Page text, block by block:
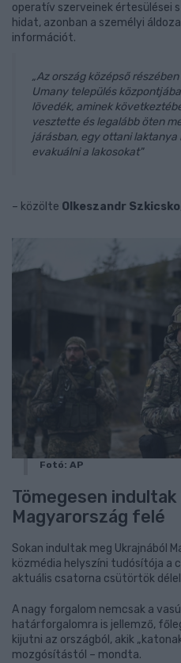
operatív szerveinek értesülései
hidat, azonban a személyi
információt.
„Az ország középső
Umany település
lövedék, aminek
vesztette és legalább öten
járásban, egy ottani
evakuálni a lakosokat"
– közölte Olkeszandr Szkicsko
Fotó: AP
Tömegesen indultak
Magyarország felé
Sokan indultak meg Ukrajnából
közmédia helyszíni tudósítója a
aktuális csatorna csütörtök
A nagy forgalom nemcsak a
határforgalomra is jellemző,
kijutni az országból, akik
mozgósítástól – mondta.